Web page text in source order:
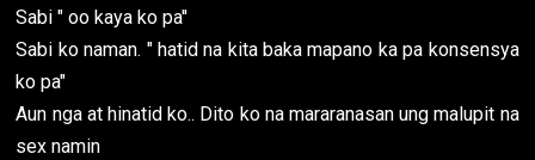
Sabi " oo kaya ko pa''
Sabi ko naman. " hatid na kita baka mapano ka pa konsensya
ko pa"
Aun nga at hinatid ko.. Dito ko na mararanasan ung malupit na
sex namin